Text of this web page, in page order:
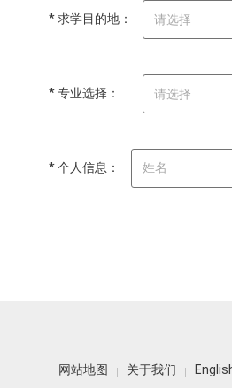
* 求学目的地： 请选择
* 专业选择： 请选择
* 个人信息：
网站地图 关于我们